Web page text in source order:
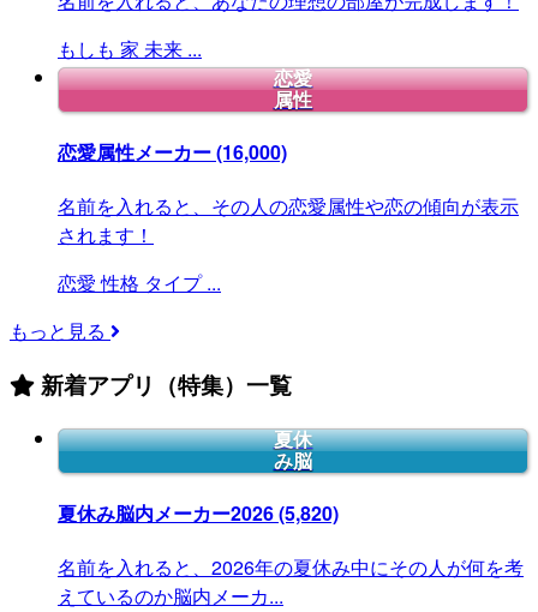
もしも 家 未来 ...
恋愛
属性
恋愛属性メーカー(16,000)
名前を入れると、その人の恋愛属性や恋の傾向が表示
されます！
恋愛 性格 タイプ ...
もっと見る
新着アプリ（特集）一覧
夏休
み脳
夏休み脳内メーカー2026(5,820)
名前を入れると、2026年の夏休み中にその人が何を考
えているのか脳内メーカ...